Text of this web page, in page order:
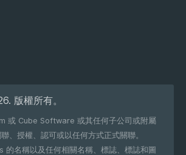
版權所有。
或 Cube Software 或其任何子公司或附屬
、授權、認可或以任何方式正式關聯。
的名稱以及任何相關名稱、標誌、標誌和圖